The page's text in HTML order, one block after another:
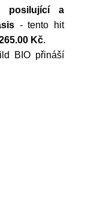
posilující a
- tento hit
Kč.
BIO přináší